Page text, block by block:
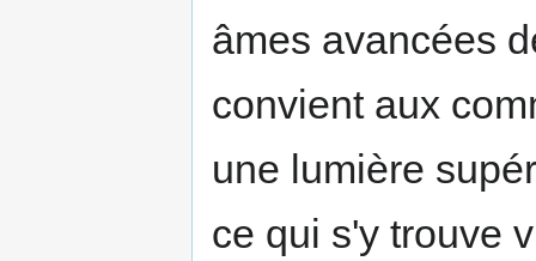
âmes avancées
convient aux
une lumière
ce qui s'y trouve